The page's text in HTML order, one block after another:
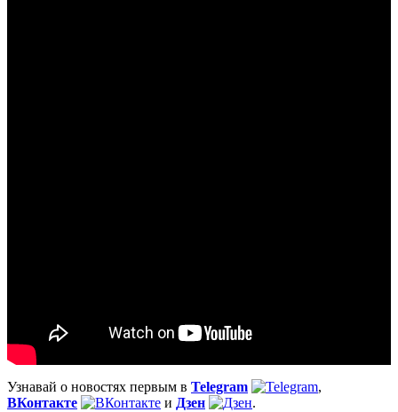
Узнавай о новостях первым в Telegram
,
ВКонтакте
и Дзен .